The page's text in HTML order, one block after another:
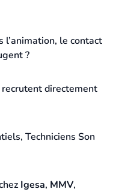
l’animation, le contact
?
directement
Techniciens Son
Igesa, MMV,